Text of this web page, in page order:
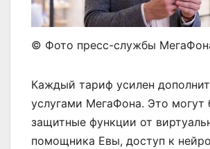
© Фото пресс-службы
Каждый тариф усилен
услугами МегаФона. Это могут
защитные функции от
помощника Евы, доступ к